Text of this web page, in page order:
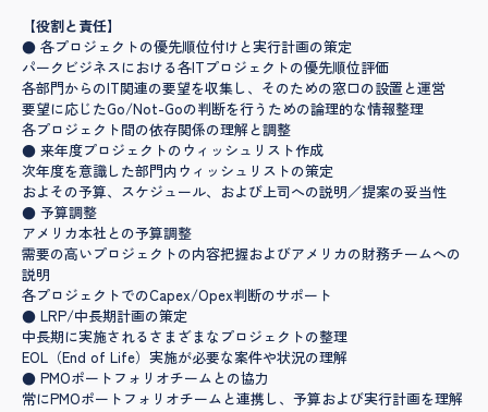
【役割と責任】
● 各プロジェクトの優先順位付けと実行計画の策定
パークビジネスにおける各ITプロジェクトの優先順位評価
各部門からのIT関連の要望を収集し、そのための窓口の設置と運営
要望に応じたGo/Not-Goの判断を行うための論理的な情報整理
各プロジェクト間の依存関係の理解と調整
● 来年度プロジェクトのウィッシュリスト作成
次年度を意識した部門内ウィッシュリストの策定
およその予算、スケジュール、および上司への説明／提案の妥当性
● 予算調整
アメリカ本社との予算調整
需要の高いプロジェクトの内容把握およびアメリカの財務チームへの
説明
各プロジェクトでのCapex/Opex判断のサポート
● LRP/中長期計画の策定
中長期に実施されるさまざまなプロジェクトの整理
EOL（End of Life）実施が必要な案件や状況の理解
● PMOポートフォリオチームとの協力
常にPMOポートフォリオチームと連携し、予算および実行計画を理解